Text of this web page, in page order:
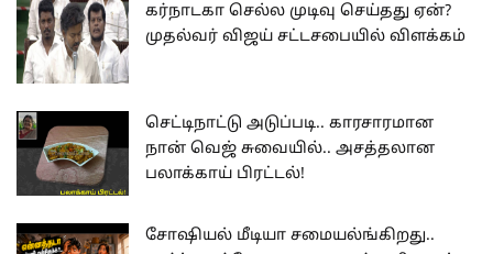
கர்நாடகா செல்ல முடிவு செய்தது ஏன்?
முதல்வர் விஜய் சட்டசபையில் விளக்கம்
செட்டிநாட்டு அடுப்படி.. காரசாரமான
நான் வெஜ் சுவையில்.. அசத்தலான
பலாக்காய் பிரட்டல்!
சோஷியல் மீடியா சமையல்ங்கிறது..